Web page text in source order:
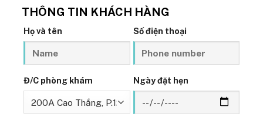
THÔNG TIN KHÁCH HÀNG
Họ và tên Số điện thoại
Đ/C phòng khám Ngày đặt hẹn